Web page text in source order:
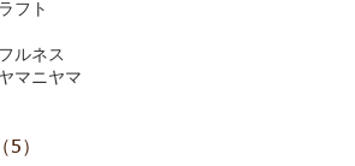
フト
ルネス
ヤマニヤマ
（5）